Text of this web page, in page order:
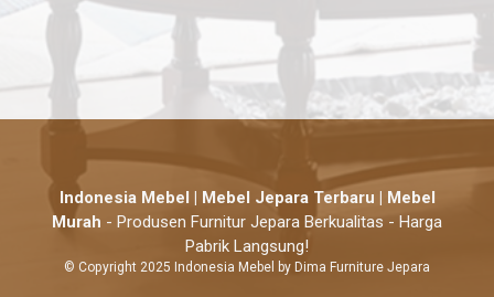
Indonesia Mebel | Mebel Jepara Terbaru | Mebel
Murah - Produsen Furnitur Jepara Berkualitas - Harga
Pabrik Langsung!
© Copyright 2025 Indonesia Mebel by Dima Furniture Jepara